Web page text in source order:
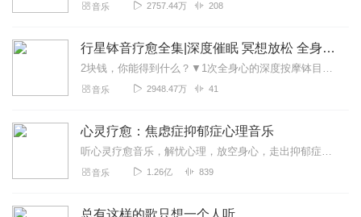
音乐 2757.44万 208
行星钵音疗愈全集|深度催眠 冥想放松 全身心深度按摩
2块钱，你能得到什么？▼1次全身心的深度按摩钵目前已广泛地被应用于美容Spa和按摩养生馆的疗程中，许多疗愈师使用铜钵在身体上，发现5分钟铜钵按摩的深度放松，效...
音乐 2948.47万 41
心灵疗愈：焦虑症抑郁症心理音乐
听心灵疗愈音乐，解忧心理，放空身心，走出抑郁症、焦虑症、恐惧症等情绪困扰。疗愈音乐=心灵养生最有效的聆听建议：步骤一、选择安静的环境，闭目静卧或坐。步骤二、根据...
音乐 1.26亿 839
总有这样的歌只想一个人听